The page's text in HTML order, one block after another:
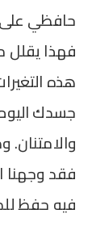
حافظي على
فهذا يقلل
هذه
جسدك
والامتنان.
فقد وجهنا
فيه حفظ